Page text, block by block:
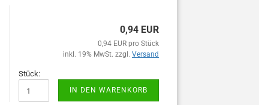
0,94 EUR
0,94 EUR pro Stück
inkl. 19% MwSt. zzgl. Versand
Stück:
IN DEN WARENKORB